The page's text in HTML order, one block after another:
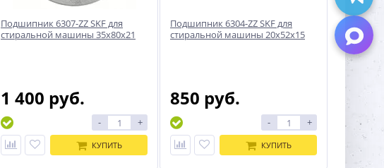
Подшипник 6307-ZZ SKF для
стиральной машины 35x80x21
1 400 руб.
- +
КУПИТЬ
Подшипник 6304-ZZ SKF для
стиральной машины 20x52x15
850 руб.
- +
КУПИТЬ